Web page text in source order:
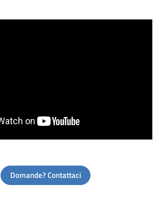
Domande? Contattaci